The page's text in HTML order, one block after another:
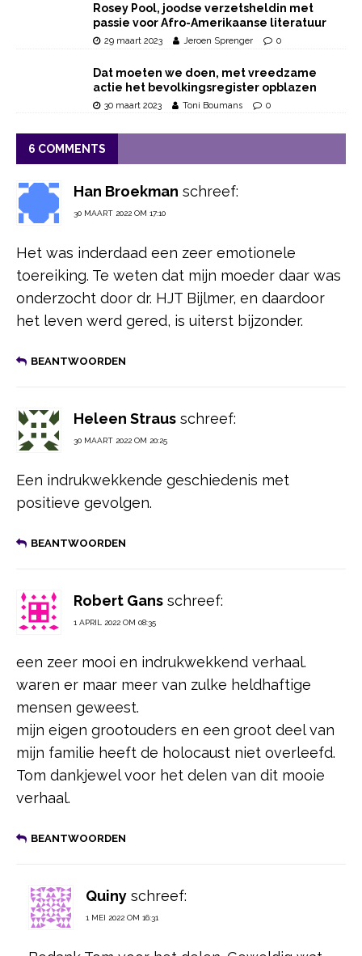
Rosey Pool, joodse verzetsheldin met
passie voor Afro-Amerikaanse literatuur
29 maart 2023 Jeroen Sprenger 0
Dat moeten we doen, met vreedzame
actie het bevolkingsregister opblazen
30 maart 2023 Toni Boumans 0
6 COMMENTS
Han Broekman schreef:
30 MAART 2022 OM 17:10
Het was inderdaad een zeer emotionele
toereiking. Te weten dat mijn moeder daar was
onderzocht door dr. HJT Bijlmer, en daardoor
het leven werd gered, is uiterst bijzonder.
BEANTWOORDEN
Heleen Straus schreef:
30 MAART 2022 OM 20:25
Een indrukwekkende geschiedenis met
positieve gevolgen.
BEANTWOORDEN
Robert Gans schreef:
1 APRIL 2022 OM 08:35
een zeer mooi en indrukwekkend verhaal.
waren er maar meer van zulke heldhaftige
mensen geweest.
mijn eigen grootouders en een groot deel van
mijn familie heeft de holocaust niet overleefd.
Tom dankjewel voor het delen van dit mooie
verhaal.
BEANTWOORDEN
Quiny schreef:
1 MEI 2022 OM 16:31